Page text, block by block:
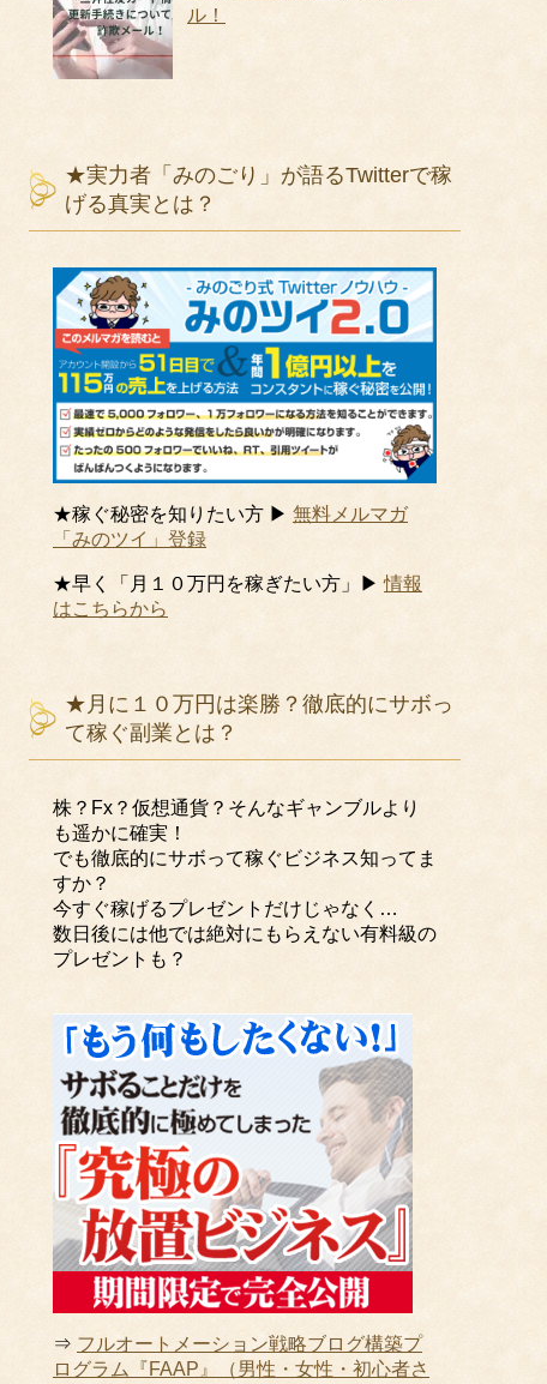
ル！
★実力者「みのごり」が語るTwitterで稼
げる真実とは？
★稼ぐ秘密を知りたい方 ▶ 無料メルマガ
「みのツイ」登録
★早く「月１０万円を稼ぎたい方」▶情報
はこちらから
★月に１０万円は楽勝？徹底的にサボっ
て稼ぐ副業とは？
株？Fx？仮想通貨？そんなギャンブルより
も遥かに確実！
でも徹底的にサボって稼ぐビジネス知ってま
すか？
今すぐ稼げるプレゼントだけじゃなく…
数日後には他では絶対にもらえない有料級の
プレゼントも？
⇒ フルオートメーション戦略ブログ構築プ
ログラム『FAAP』（男性・女性・初心者さ